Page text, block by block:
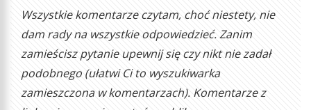
Wszystkie komentarze czytam, choć niestety, nie
dam rady na wszystkie odpowiedzieć. Zanim
zamieścisz pytanie upewnij się czy nikt nie zadał
podobnego (ułatwi Ci to wyszukiwarka
zamieszczona w komentarzach). Komentarze z